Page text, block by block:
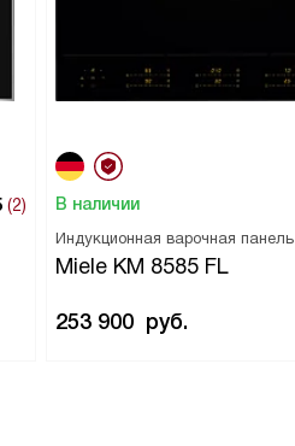
(2)
Индукционная варочная панель
Miele KM 8585 FL
В наличии
253 900 руб.